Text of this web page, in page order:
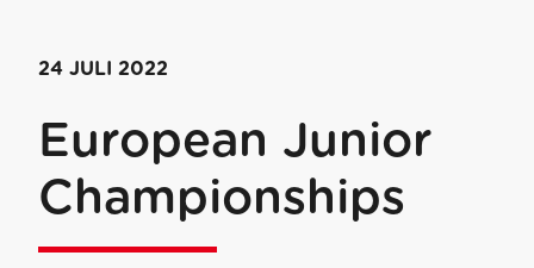
24 JULI 2022
European Junior
Championships